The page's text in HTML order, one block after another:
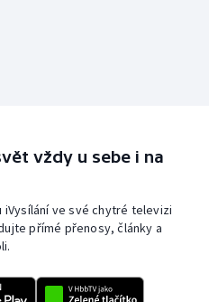
vždy u sebe i na
iVysílání ve své chytré televizi
přímé přenosy, články a